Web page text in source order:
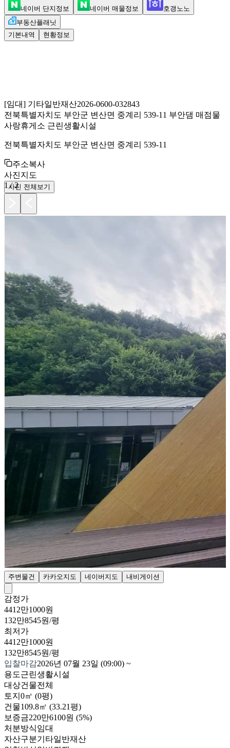
네이버 단지정보 네이버 매물정보
호갱노노
부동산플래닛
기본내역
현황정보
[임대] 기타일반재산2026-0600-032843
전북특별자치도 부안군 변산면 중계리 539-11 부안댐 매점물
사랑휴게소 근린생활시설
전북특별자치도 부안군 변산면 중계리 539-11
주소복사
사진지도
1 /2
사진 전체보기
주변물건 카카오지도 네이버지도 내비게이션
감정가
4412만1000원
132만8545원/평
최저가
4412만1000원
132만8545원/평
입찰마감2026년 07월 23일 (09:00) ~
용도근린생활시설
대상건물전체
토지 0㎡ (0평)
건물109.8㎡ (33.21평)
보증금220만6100원 (5%)
처분방식임대
자산구분기타일반재산